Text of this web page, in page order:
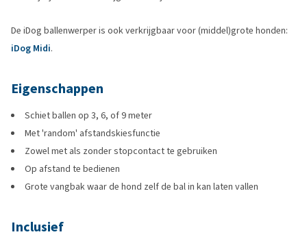
De iDog ballenwerper is ook verkrijgbaar voor (middel)grote honden:
iDog Midi.
Eigenschappen
Schiet ballen op 3, 6, of 9 meter
Met 'random' afstandskiesfunctie
Zowel met als zonder stopcontact te gebruiken
Op afstand te bedienen
Grote vangbak waar de hond zelf de bal in kan laten vallen
Inclusief